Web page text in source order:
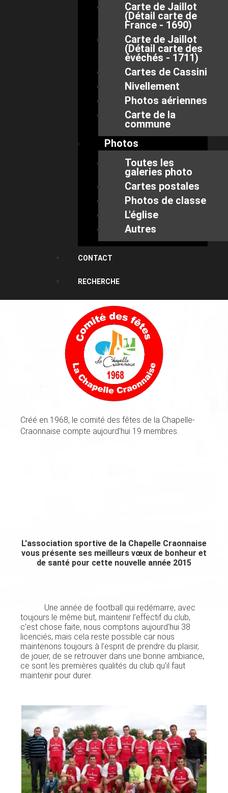
Carte de Jaillot
(Détail carte de
France - 1690)
Carte de Jaillot
(Détail carte des
évéchés - 1711)
Cartes de Cassini
Nivellement
Photos aériennes
Carte de la
commune
Photos
Toutes les
galeries photo
Cartes postales
Photos de classe
L'église
Autres
CONTACT
RECHERCHE
Créé en 1968, le comité des fêtes de la Chapelle-
Craonnaise compte aujourd'hui 19 membres.
L'association sportive de la Chapelle Craonnaise
vous présente ses meilleurs vœux de bonheur et
de santé pour cette nouvelle année 2015
Une année de football qui redémarre, avec
toujours le même but, maintenir l’effectif du club,
c’est chose faite, nous comptons aujourd’hui 38
licenciés, mais cela reste possible car nous
maintenons toujours à l’esprit de prendre du plaisir,
de jouer, de se retrouver dans une bonne ambiance,
ce sont les premières qualités du club qu’il faut
maintenir pour durer.